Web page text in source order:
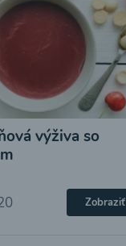
výživa so
Zobraziť